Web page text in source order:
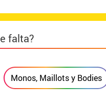
falta?
Monos, Maillots y Bodies